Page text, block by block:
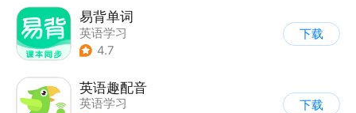
易背单词
英语学习
4.7
下载
英语趣配音
英语学习
下载